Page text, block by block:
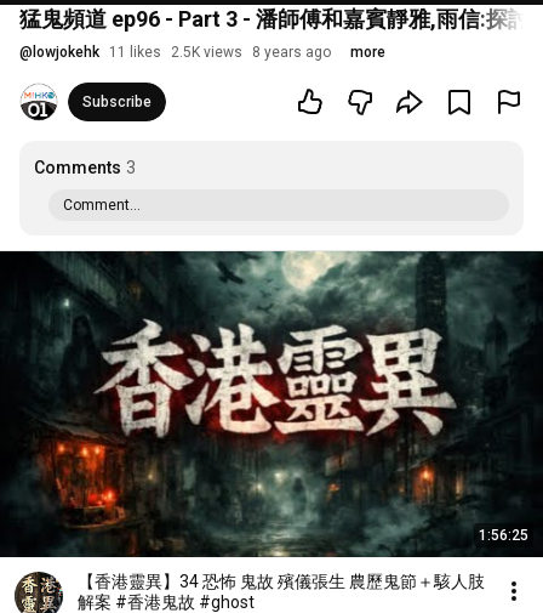
猛鬼頻道 ep96 - Part 3 - 潘師傅和嘉賓靜雅,雨信:探討
@ lowjokehk 11 likes 2.5K views 8 years ago more
Subscribe
Comments 3
Comment...
1:56:25
【香港靈異】34 恐怖 鬼故 殯儀張生 農歷鬼節＋駭人肢
解案 #香港鬼故 #ghost